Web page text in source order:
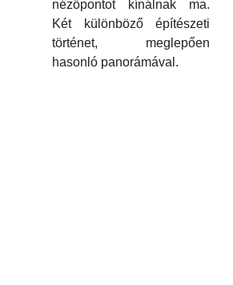
nézőpontot kínálnak ma.
Két különböző építészeti
történet, meglepően
hasonló panorámával.